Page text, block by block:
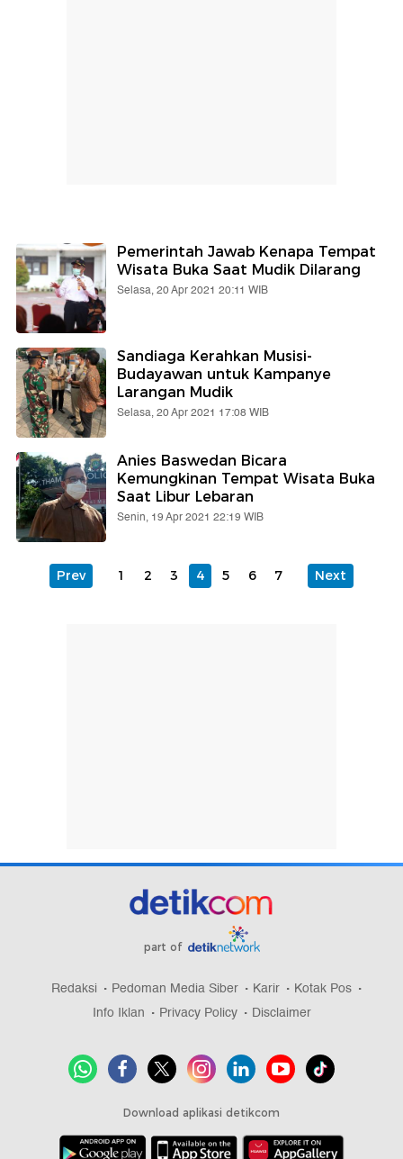
Pemerintah Jawab Kenapa Tempat
Wisata Buka Saat Mudik Dilarang
Selasa, 20 Apr 2021 20:11 WIB
Sandiaga Kerahkan Musisi-
Budayawan untuk Kampanye
Larangan Mudik
Selasa, 20 Apr 2021 17:08 WIB
Anies Baswedan Bicara
Kemungkinan Tempat Wisata Buka
Saat Libur Lebaran
Senin, 19 Apr 2021 22:19 WIB
Prev 1 2 3 4 5 6 7 Next
part of
Redaksi Pedoman Media Siber Karir
Kotak Pos
Info Iklan
Privacy Policy Disclaimer
Download aplikasi detikcom